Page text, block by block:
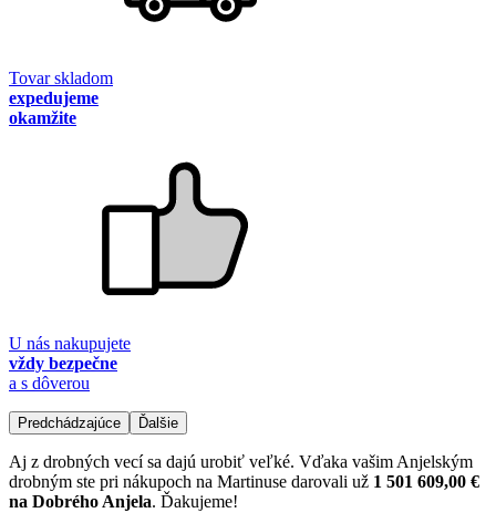
Tovar skladom
expedujeme
okamžite
U nás nakupujete
vždy bezpečne
a s dôverou
Predchádzajúce Ďalšie
Aj z drobných vecí sa dajú urobiť veľké. Vďaka vašim Anjelským
drobným ste pri nákupoch na Martinuse darovali už 1 501 609,00 €
na Dobrého Anjela. Ďakujeme!